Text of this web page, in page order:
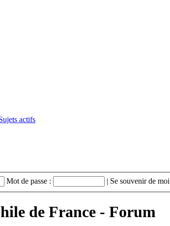
actifs
Mot de passe : | Se souvenir de moi
de France - Forum